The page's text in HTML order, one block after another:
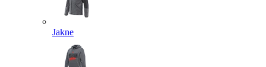
Jakne